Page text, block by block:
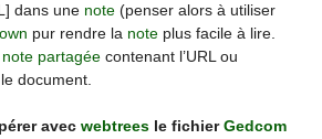
dans une note(penser alors à utiliser
pur rendre la noteplus facile à lire.
note partagéecontenant l’URL ou
document.
avecwebtrees le fichierGedcom